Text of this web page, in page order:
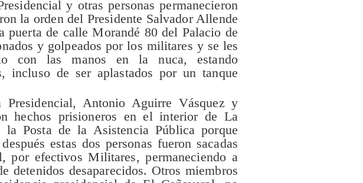
y otras personas permanecieron
la orden del Presidente Salvador Allende
puerta de calle Morandé 80 del Palacio de
y golpeados por los militares y se les
con las manos en la nuca, estando
incluso de ser aplastados por un tanque
Antonio Aguirre Vásquez y
hechos prisioneros en el interior de La
Posta de la Asistencia Pública porque
estas dos personas fueron sacadas
por efectivos Militares, permaneciendo a
detenidos desaparecidos. Otros miembros